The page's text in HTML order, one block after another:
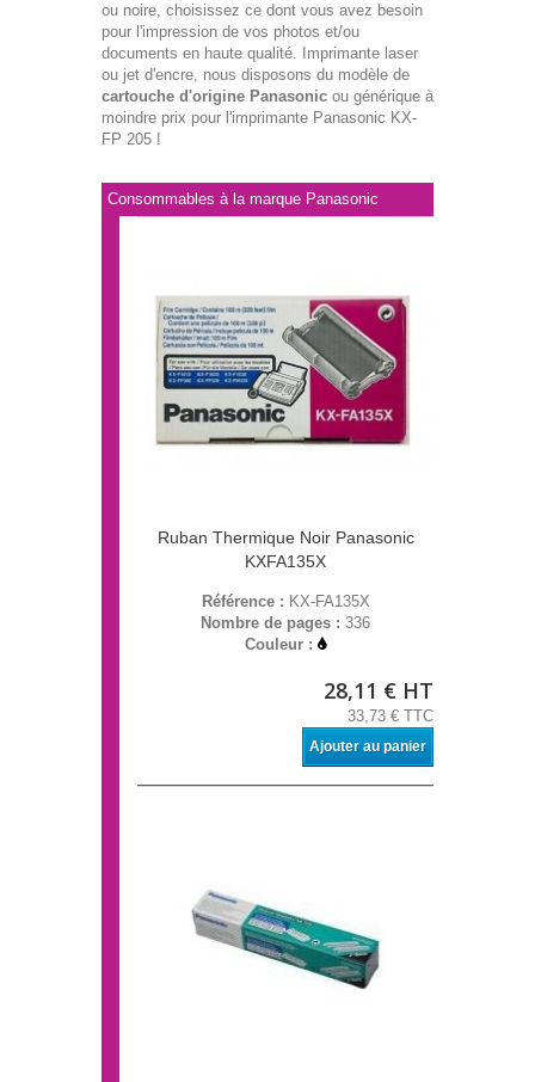
ou noire, choisissez ce dont vous avez besoin
pour l'impression de vos photos et/ou
documents en haute qualité. Imprimante laser
ou jet d'encre, nous disposons du modèle de
cartouche d'origine Panasonic ou générique à
moindre prix pour l'imprimante Panasonic KX-
FP 205 !
Consommables à la marque Panasonic
Ruban Thermique Noir Panasonic
KXFA135X
Référence : KX-FA135X
Nombre de pages : 336
Couleur :
28,11 € HT
33,73 € TTC
Ajouter au panier